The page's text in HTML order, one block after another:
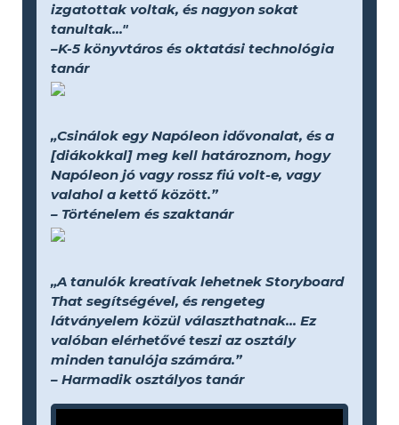
izgatottak voltak, és nagyon sokat
tanultak..."
–K-5 könyvtáros és oktatási technológia
tanár
„Csinálok egy Napóleon idővonalat, és a
[diákokkal] meg kell határoznom, hogy
Napóleon jó vagy rossz fiú volt-e, vagy
valahol a kettő között.”
– Történelem és szaktanár
„A tanulók kreatívak lehetnek Storyboard
That segítségével, és rengeteg
látványelem közül választhatnak... Ez
valóban elérhetővé teszi az osztály
minden tanulója számára.”
– Harmadik osztályos tanár